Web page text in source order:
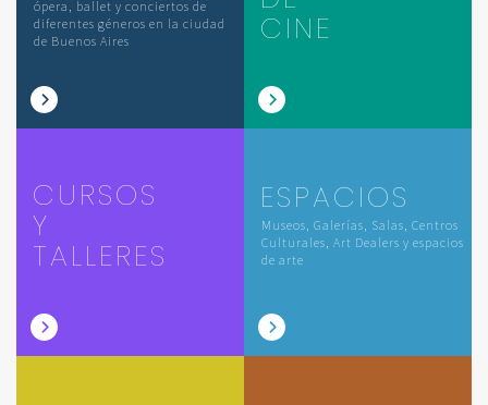
ópera, ballet y conciertos de
diferentes géneros en la ciudad
de Buenos Aires
CINE
CURSOS
Y
TALLERES
ESPACIOS
Museos, Galerías, Salas, Centros
Culturales, Art Dealers y espacios
de arte